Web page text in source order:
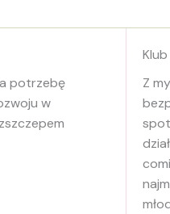
potrzebę
w
Klub
Z